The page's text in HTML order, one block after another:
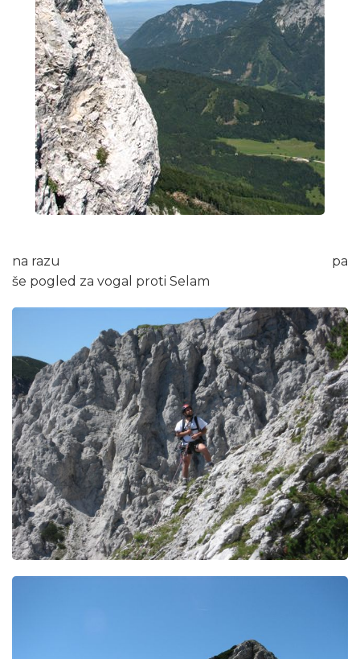
na razu pa
še pogled za vogal proti Selam